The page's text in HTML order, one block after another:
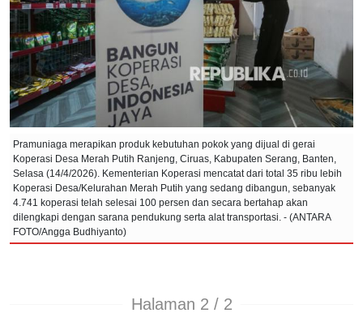
Pramuniaga merapikan produk kebutuhan pokok yang dijual di gerai
Koperasi Desa Merah Putih Ranjeng, Ciruas, Kabupaten Serang, Banten,
Selasa (14/4/2026). Kementerian Koperasi mencatat dari total 35 ribu lebih
Koperasi Desa/Kelurahan Merah Putih yang sedang dibangun, sebanyak
4.741 koperasi telah selesai 100 persen dan secara bertahap akan
dilengkapi dengan sarana pendukung serta alat transportasi. - (ANTARA
FOTO/Angga Budhiyanto)
Halaman 2 / 2